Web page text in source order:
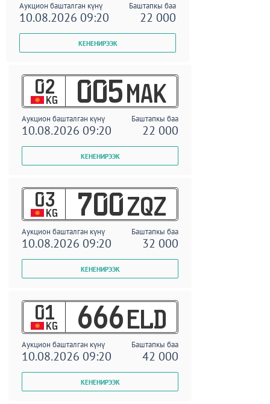
Аукцион башталган күнү Баштапкы баа
10.08.2026 09:20 22 000
02
KG 005 MAK
Аукцион башталган күнү Баштапкы баа
10.08.2026 09:20 22 000
03
KG 700 ZQZ
Аукцион башталган күнү Баштапкы баа
10.08.2026 09:20 32 000
01
KG 666 ELD
Аукцион башталган күнү Баштапкы баа
10.08.2026 09:20 42 000